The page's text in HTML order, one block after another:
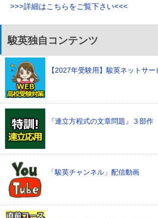
>>>詳細はこちらをご覧下さい<<<
駿英独自コンテンツ
【2027年受験用】駿英ネットサー
『連立方程式の文章問題』３部作
「駿英チャンネル」配信動画